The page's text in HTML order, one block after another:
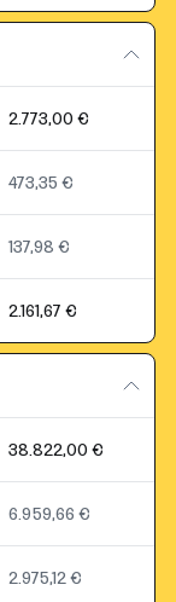
2.773,00 €
473,35 €
137,98 €
2.161,67 €
38.822,00 €
6.959,66 €
2.975,12 €